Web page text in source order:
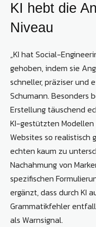
KI hebt die
Niveau
„KI hat Social-
gehoben, indem sie
schneller, präziser und
Schumann. Besonders
Erstellung täuschend
KI-gestützten
Websites so realistisch
echten kaum zu
Nachahmung von
spezifischen
ergänzt, dass durch KI
Grammatikfehler
als Warnsignal.